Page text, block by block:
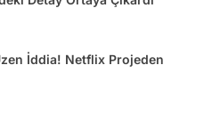
İddia! Netflix Projeden